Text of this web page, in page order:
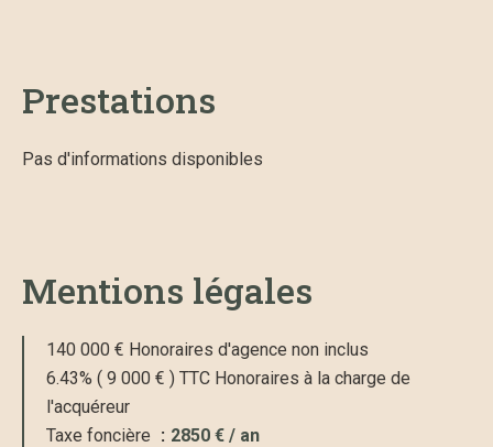
Prestations
Pas d'informations disponibles
Mentions légales
140 000 € Honoraires d'agence non inclus
6.43% ( 9 000 € ) TTC Honoraires à la charge de
l'acquéreur
Taxe foncière
2850 € / an